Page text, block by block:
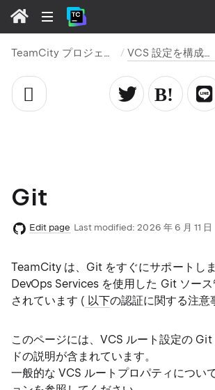
TeamCity プロジェクト VCS 設定を構成する
Git
Edit page Last modified: 2026 年 6 月 11 日
TeamCity は、Git をすぐにサポートし
DevOps Services を使用した Git ソース
されています ( 以下の認証に関する注意
このページには、VCS ルート設定の
ドの説明が含まれています。
一般的な VCS ルートプロパティについて